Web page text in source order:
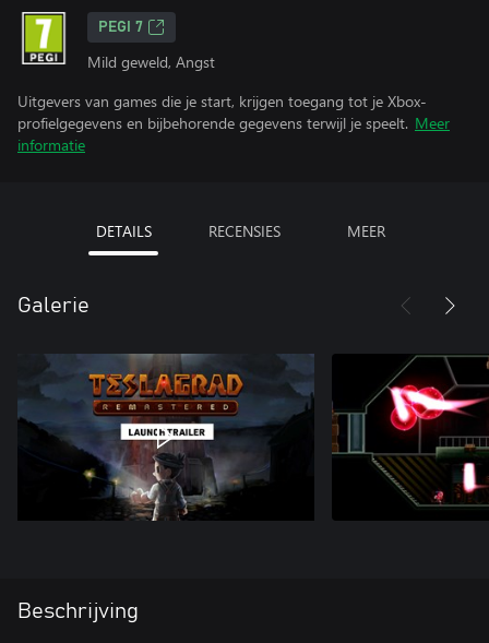
PEGI 7
Mild geweld, Angst
Uitgevers van games die je start, krijgen toegang tot je Xbox-
profielgegevens en bijbehorende gegevens terwijl je speelt. Meer
informatie
DETAILS RECENSIES MEER
Galerie
Beschrijving